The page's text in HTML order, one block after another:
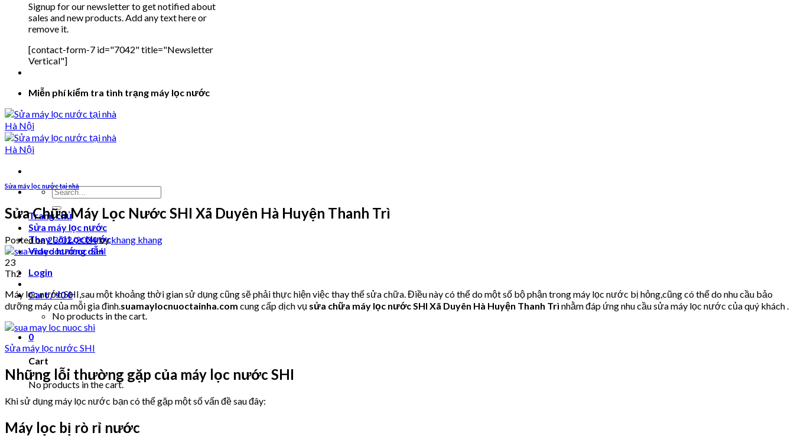
Signup for our newsletter to get notified about
sales and new products. Add any text here or
remove it.
[contact-form-7 id="7042" title="Newsletter
Vertical"]
Miễn phí kiểm tra tình trạng máy lọc nước
Search
for:
Trang chủ
Sửa máy lọc nước
Thay Lõi Lọc Nước
Video hướng dẫn
Login
Cart /₫00
No products in the cart.
0
Cart
No products in the cart.
Sửa máy lọc nước tại nhà
Sửa Chữa Máy Lọc Nước SHI Xã Duyên Hà Huyện Thanh Trì
Posted on23/02/2024bykhang khang
23
Th2
Máy lọc nước SHI,sau một khoảng thời gian sử dụng cũng sẽ phải thực hiện việc thay thế sửa chữa. Điều này có thể do một số bộ phận trong máy lọc nước bị hỏng,cũng có thể do nhu cầu bảo
dưỡng máy của mỗi gia đình.suamaylocnuoctainha.com cung cấp dịch vụ sửa chữa máy lọc nước SHI Xã Duyên Hà Huyện Thanh Trì nhằm đáp ứng nhu cầu sửa máy lọc nước của quý khách .
Sửa máy lọc nước SHI
Những lỗi thường gặp của máy lọc nước SHI
Khi sử dụng máy lọc nước bạn có thể gặp một số vấn đề sau đây:
Máy lọc bị rò rỉ nước